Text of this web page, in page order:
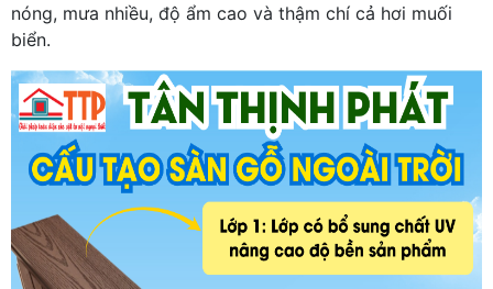
nóng, mưa nhiều, độ ẩm cao và thậm chí cả hơi muối
biển.